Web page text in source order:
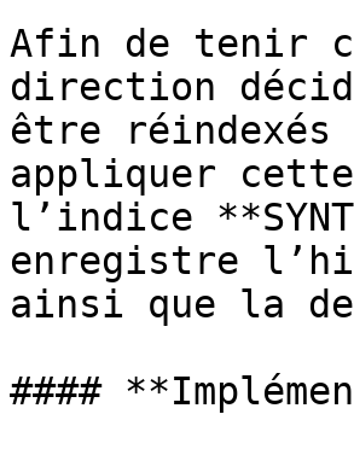
Afin de tenir
direction
être réindexés
appliquer
l’indice
enregistre
ainsi que la
####